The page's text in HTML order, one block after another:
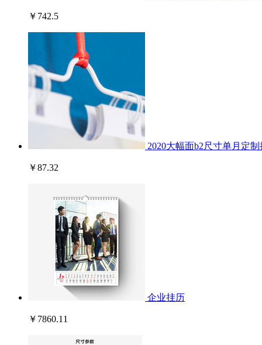
￥742.5
2020大幅面b2尺寸单月定
￥87.32
企业挂历
￥7860.11